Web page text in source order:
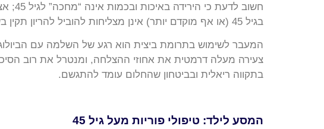
בגיל 45 (או אף מוקדם יותר) אינן מצליחות להוביל להריון תקין בשל איכותן הירודה, המדע מציע חלופה המהווה קרש קפיצה ממשי להורות: תרומת ביצית.
המעבר לשימוש בתרומת ביצית הוא רגע של השלמה עם
צעירה מעלה דרמטית את אחוזי ההצלחה, ומנטרל את רוב
בתקווה ריאלית ובביטחון שהחלום עומד להתגשם.
המסע לילד: טיפולי פוריות מעל גיל 45